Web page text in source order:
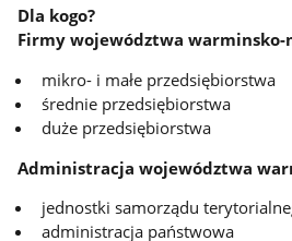
Dla kogo?
Firmy województwa warminsko-
mikro- i małe przedsiębiorstwa
średnie przedsiębiorstwa
duże przedsiębiorstwa
Administracja województwa
jednostki samorządu
administracja państwowa